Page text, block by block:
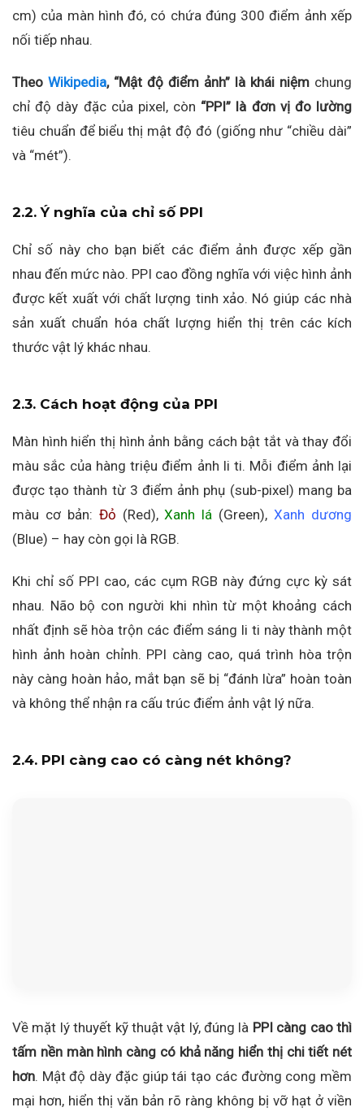
cm) của màn hình đó, có chứa đúng 300 điểm ảnh xếp
nối tiếp nhau.
Theo Wikipedia, “Mật độ điểm ảnh” là khái niệm chung
chỉ độ dày đặc của pixel, còn “PPI” là đơn vị đo lường
tiêu chuẩn để biểu thị mật độ đó (giống như “chiều dài”
và “mét”).
2.2. Ý nghĩa của chỉ số PPI
Chỉ số này cho bạn biết các điểm ảnh được xếp gần
nhau đến mức nào. PPI cao đồng nghĩa với việc hình ảnh
được kết xuất với chất lượng tinh xảo. Nó giúp các nhà
sản xuất chuẩn hóa chất lượng hiển thị trên các kích
thước vật lý khác nhau.
2.3. Cách hoạt động của PPI
Màn hình hiển thị hình ảnh bằng cách bật tắt và thay đổi
màu sắc của hàng triệu điểm ảnh li ti. Mỗi điểm ảnh lại
được tạo thành từ 3 điểm ảnh phụ (sub-pixel) mang ba
màu cơ bản: Đỏ (Red),Xanh lá (Green),Xanh dương
(Blue) – hay còn gọi là RGB.
Khi chỉ số PPI cao, các cụm RGB này đứng cực kỳ sát
nhau. Não bộ con người khi nhìn từ một khoảng cách
nhất định sẽ hòa trộn các điểm sáng li ti này thành một
hình ảnh hoàn chỉnh. PPI càng cao, quá trình hòa trộn
này càng hoàn hảo, mắt bạn sẽ bị “đánh lừa” hoàn toàn
và không thể nhận ra cấu trúc điểm ảnh vật lý nữa.
2.4. PPI càng cao có càng nét không?
Về mặt lý thuyết kỹ thuật vật lý, đúng là PPI càng cao thì
tấm nền màn hình càng có khả năng hiển thị chi tiết nét
hơn. Mật độ dày đặc giúp tái tạo các đường cong mềm
mại hơn, hiển thị văn bản rõ ràng không bị vỡ hạt ở viền